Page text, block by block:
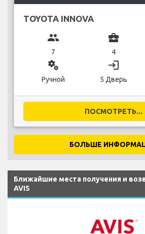
TOYOTA INNOVA
group
7
business_center
4
miscellaneous_services
Ручной
login
5 Дверь
ПОСМОТРЕТЬ...
БОЛЬШЕ
Ближайшие места получения и
AVIS